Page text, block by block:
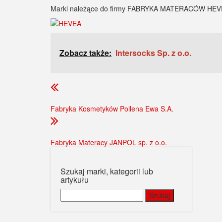
Marki należące do firmy FABRYKA MATERACÓW
Zobacz także: Intersocks Sp. z o.o.
Fabryka Kosmetyków Pollena Ewa S.A.
Fabryka Materacy JANPOL sp. z o.o.
Szukaj marki, kategorii lub
artykułu